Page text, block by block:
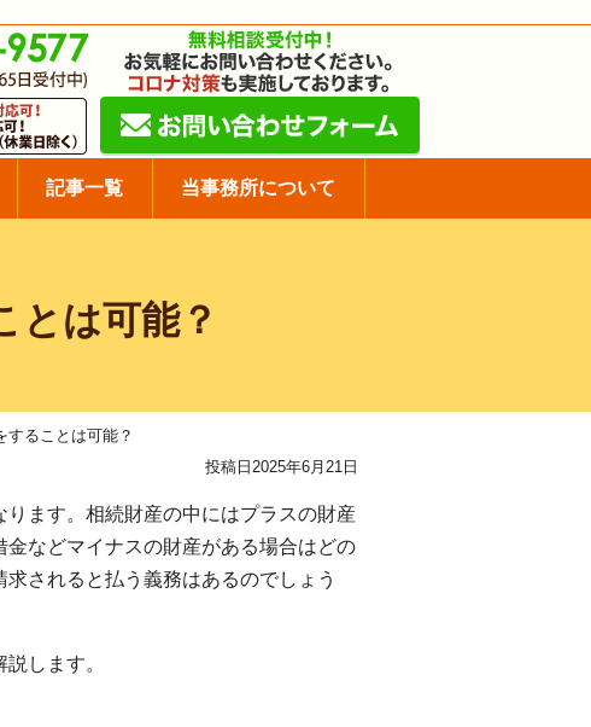
記事一覧 当事務所について
とは可能？
することは可能？
投稿日2025年6月21日
ます。相続財産の中にはプラスの財産
などマイナスの財産がある場合はどの
されると払う義務はあるのでしょう
します。